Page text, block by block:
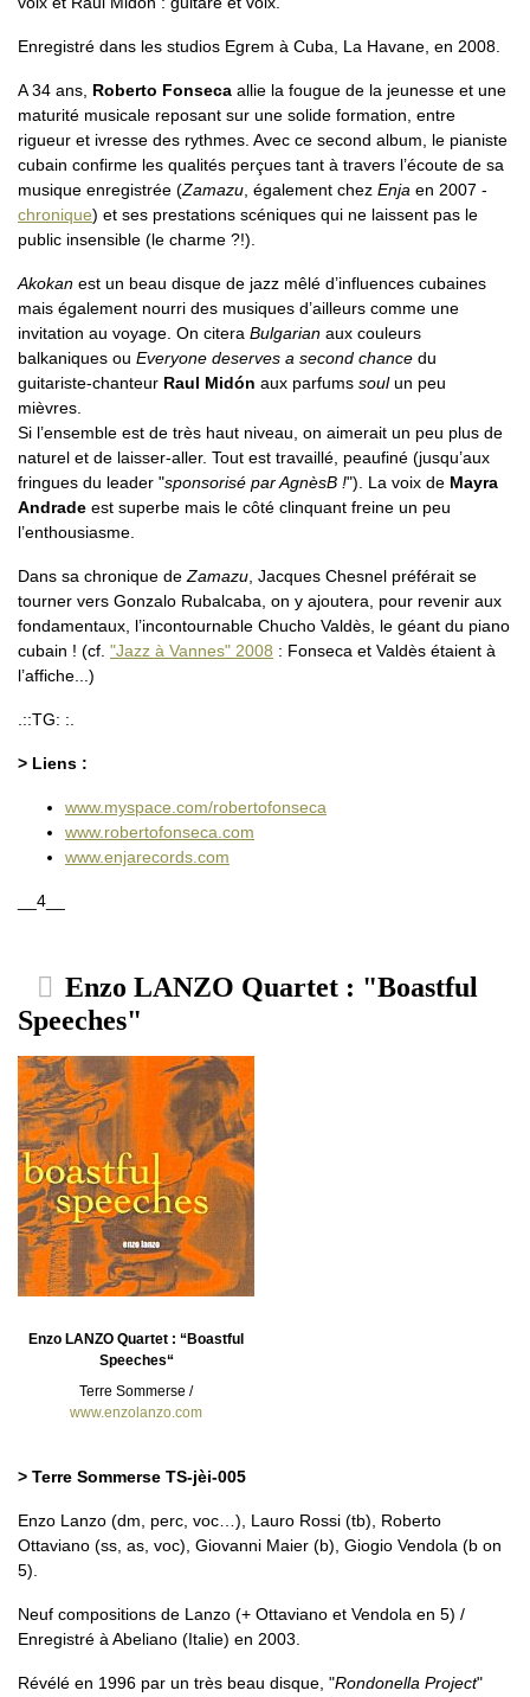
Enregistré dans les studios Egrem à Cuba, La Havane, en 2008.
A 34 ans, Roberto Fonseca allie la fougue de la jeunesse et une
maturité musicale reposant sur une solide formation, entre
rigueur et ivresse des rythmes. Avec ce second album, le pianiste
cubain confirme les qualités perçues tant à travers l’écoute de sa
musique enregistrée (Zamazu , également chez Enja en 2007 -
chronique) et ses prestations scéniques qui ne laissent pas le
public insensible (le charme ?!).
Akokan est un beau disque de jazz mêlé d’influences cubaines
mais également nourri des musiques d’ailleurs comme une
invitation au voyage. On citera Bulgarian aux couleurs
balkaniques ou Everyone deserves a second chance du
guitariste-chanteur Raul Midón aux parfums soulun peu
mièvres.
Si l’ensemble est de très haut niveau, on aimerait un peu plus de
naturel et de laisser-aller. Tout est travaillé, peaufiné (jusqu’aux
fringues du leader "sponsorisé par AgnèsB !"). La voix de Mayra
Andrade est superbe mais le côté clinquant freine un peu
l’enthousiasme.
Dans sa chronique de Zamazu , Jacques Chesnel préférait se
tourner vers Gonzalo Rubalcaba, on y ajoutera, pour revenir aux
fondamentaux, l’incontournable Chucho Valdès, le géant du piano
cubain ! (cf. "Jazz à Vannes" 2008 : Fonseca et Valdès étaient à
l’affiche...)
.::TG: :.
> Liens :
www.myspace.com/robertofonseca
www.robertofonseca.com
www.enjarecords.com
__4__
Enzo LANZO Quartet : "Boastful
Speeches"
Enzo LANZO Quartet : “Boastful
Speeches“
Terre Sommerse /
www.enzolanzo.com
> Terre Sommerse TS-jèi-005
Enzo Lanzo (dm, perc, voc…), Lauro Rossi (tb), Roberto
Ottaviano (ss, as, voc), Giovanni Maier (b), Giogio Vendola (b on
5).
Neuf compositions de Lanzo (+ Ottaviano et Vendola en 5) /
Enregistré à Abeliano (Italie) en 2003.
Révélé en 1996 par un très beau disque, "Rondonella Project"